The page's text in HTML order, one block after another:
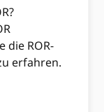
die ROR-
erfahren.